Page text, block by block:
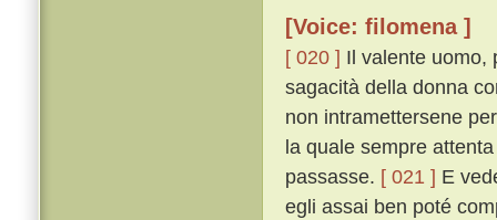
[Voice: filomena ]
[ 020 ] Il valente uomo,
sagacità della donna
non intramettersene
la quale sempre
passasse. [ 021 ] E
egli assai ben poté